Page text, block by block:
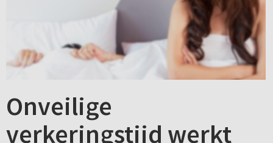
Onveilige
verkeringstijd werkt